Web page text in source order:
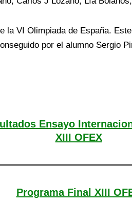
la VI Olimpiada de España.
por el alumno Sergio
Ensayo
XIII OFEX
Programa Final XIII